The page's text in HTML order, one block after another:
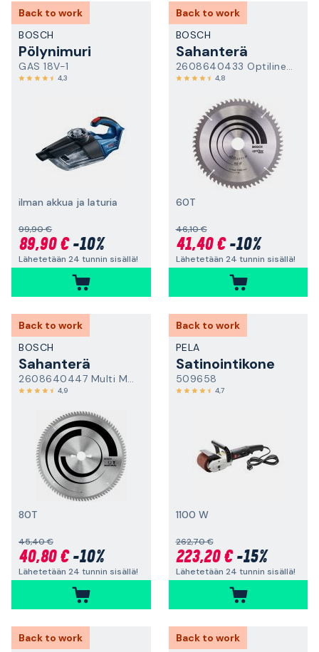
Back to work
BOSCH
Pölynimuri
GAS 18V-1
4,3
ilman akkua ja laturia
99,90 €
89,90 €-10%
Lähetetään 24 tunnin sisällä!
Back to work
BOSCH
Sahanterä
2608640433 Optiline Wood
4,8
60T
46,10 €
41,40 €-10%
Lähetetään 24 tunnin sisällä!
Back to work
BOSCH
Sahanterä
2608640447 Multi Material
4,9
80T
45,40 €
40,80 €-10%
Lähetetään 24 tunnin sisällä!
Back to work
PELA
Satinointikone
509658
4,7
1100 W
262,70 €
223,20 €-15%
Lähetetään 24 tunnin sisällä!
Back to work
Back to work